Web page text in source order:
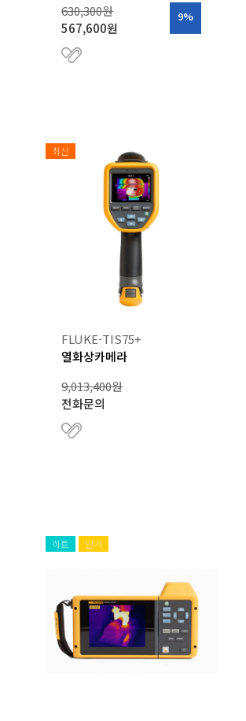
630,300원
567,600원
9%
최신
FLUKE-TIS75+
열화상카메라
9,013,400원
전화문의
히트 인기